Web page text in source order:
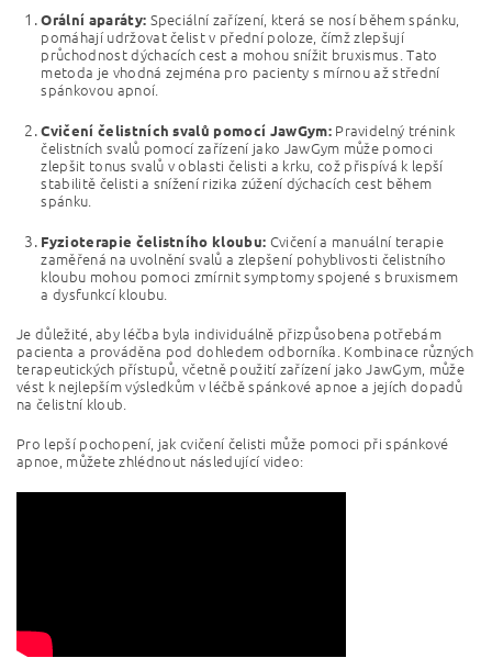
Orální aparáty: Speciální zařízení, která se nosí během spánku,
pomáhají udržovat čelist v přední poloze, čímž zlepšují
průchodnost dýchacích cest a mohou snížit bruxismus. Tato
metoda je vhodná zejména pro pacienty s mírnou až střední
spánkovou apnoí.
Cvičení čelistních svalů pomocí JawGym:Pravidelný trénink
čelistních svalů pomocí zařízení jako JawGym může pomoci
zlepšit tonus svalů v oblasti čelisti a krku, což přispívá k lepší
stabilitě čelisti a snížení rizika zúžení dýchacích cest během
spánku.
Fyzioterapie čelistního kloubu: Cvičení a manuální terapie
zaměřená na uvolnění svalů a zlepšení pohyblivosti čelistního
kloubu mohou pomoci zmírnit symptomy spojené s bruxismem
a dysfunkcí kloubu.
Je důležité, aby léčba byla individuálně přizpůsobena potřebám
pacienta a prováděna pod dohledem odborníka. Kombinace různých
terapeutických přístupů, včetně použití zařízení jako JawGym, může
vést k nejlepším výsledkům v léčbě spánkové apnoe a jejích dopadů
na čelistní kloub.
Pro lepší pochopení, jak cvičení čelisti může pomoci při spánkové
apnoe, můžete zhlédnout následující video: